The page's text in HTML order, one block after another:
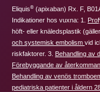
Eliquis® (apixaban) Rx. F,
Indikationer hos vuxna: 1.
höft‑ eller knäledsplastik (
och systemisk embolism vid
riskfaktorer. 3.
Behandling av
Förebyggande av
Behandling av venös
pediatriska patienter i åldern